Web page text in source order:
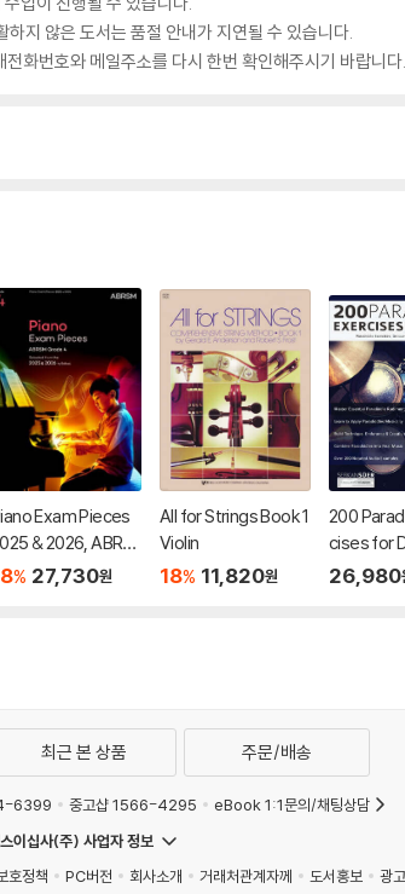
지 않은 도서는 품절 안내가 지연될 수 있습니다.
화번호와 메일주소를 다시 한번 확인해주시기 바랍니다.
Exam Pieces
& 2026, ABRS
Grade 4
% 27,730원
All for Strings Book 1
Violin
18% 11,820원
200
cises for
26,980
최근 본 상품 주문/배송
6399 중고샵 1566-4295
eBook 1:1문의/채팅상담
이십사(주) 사업자 정보
호정책 PC버전 회사소개 거래처관계자께 도서홍보 광고